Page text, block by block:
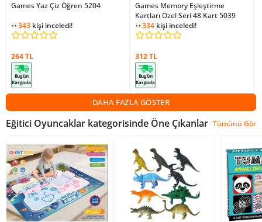
Games Yaz Çiz Öğren 5204
343 kişi inceledi!
264 TL
Bugün
Kargoda
Games Memory Eşleştirme
Kartları Özel Seri 48 Kart 5039
334 kişi inceledi!
312 TL
Bugün
Kargoda
DAHA FAZLA GÖSTER
Eğitici Oyuncaklar kategorisinde Öne Çıkanlar Tümünü Gör